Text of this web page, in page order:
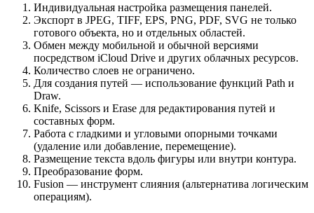
Индивидуальная настройка размещения панелей.
Экспорт в JPEG, TIFF, EPS, PNG, PDF, SVG не только
готового объекта, но и отдельных областей.
Обмен между мобильной и обычной версиями
посредством iCloud Drive и других облачных ресурсов.
Количество слоев не ограничено.
Для создания путей — использование функций Path и
Draw.
Knife, Scissors и Erase для редактирования путей и
составных форм.
Работа с гладкими и угловыми опорными точками
(удаление или добавление, перемещение).
Размещение текста вдоль фигуры или внутри контура.
Преобразование форм.
Fusion — инструмент слияния (альтернатива логическим
операциям).